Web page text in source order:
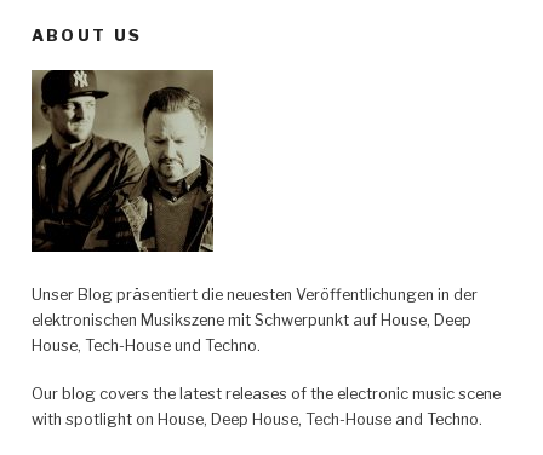
ABOUT US
Unser Blog präsentiert die neuesten Veröffentlichungen in der
elektronischen Musikszene mit Schwerpunkt auf House, Deep
House, Tech-House und Techno.
Our blog covers the latest releases of the electronic music scene
with spotlight on House, Deep House, Tech-House and Techno.